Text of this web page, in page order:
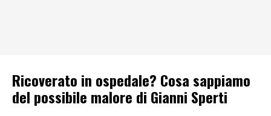
Ricoverato in ospedale? Cosa sappiamo
del possibile malore di Gianni Sperti